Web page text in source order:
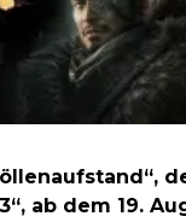
ab dem 19.